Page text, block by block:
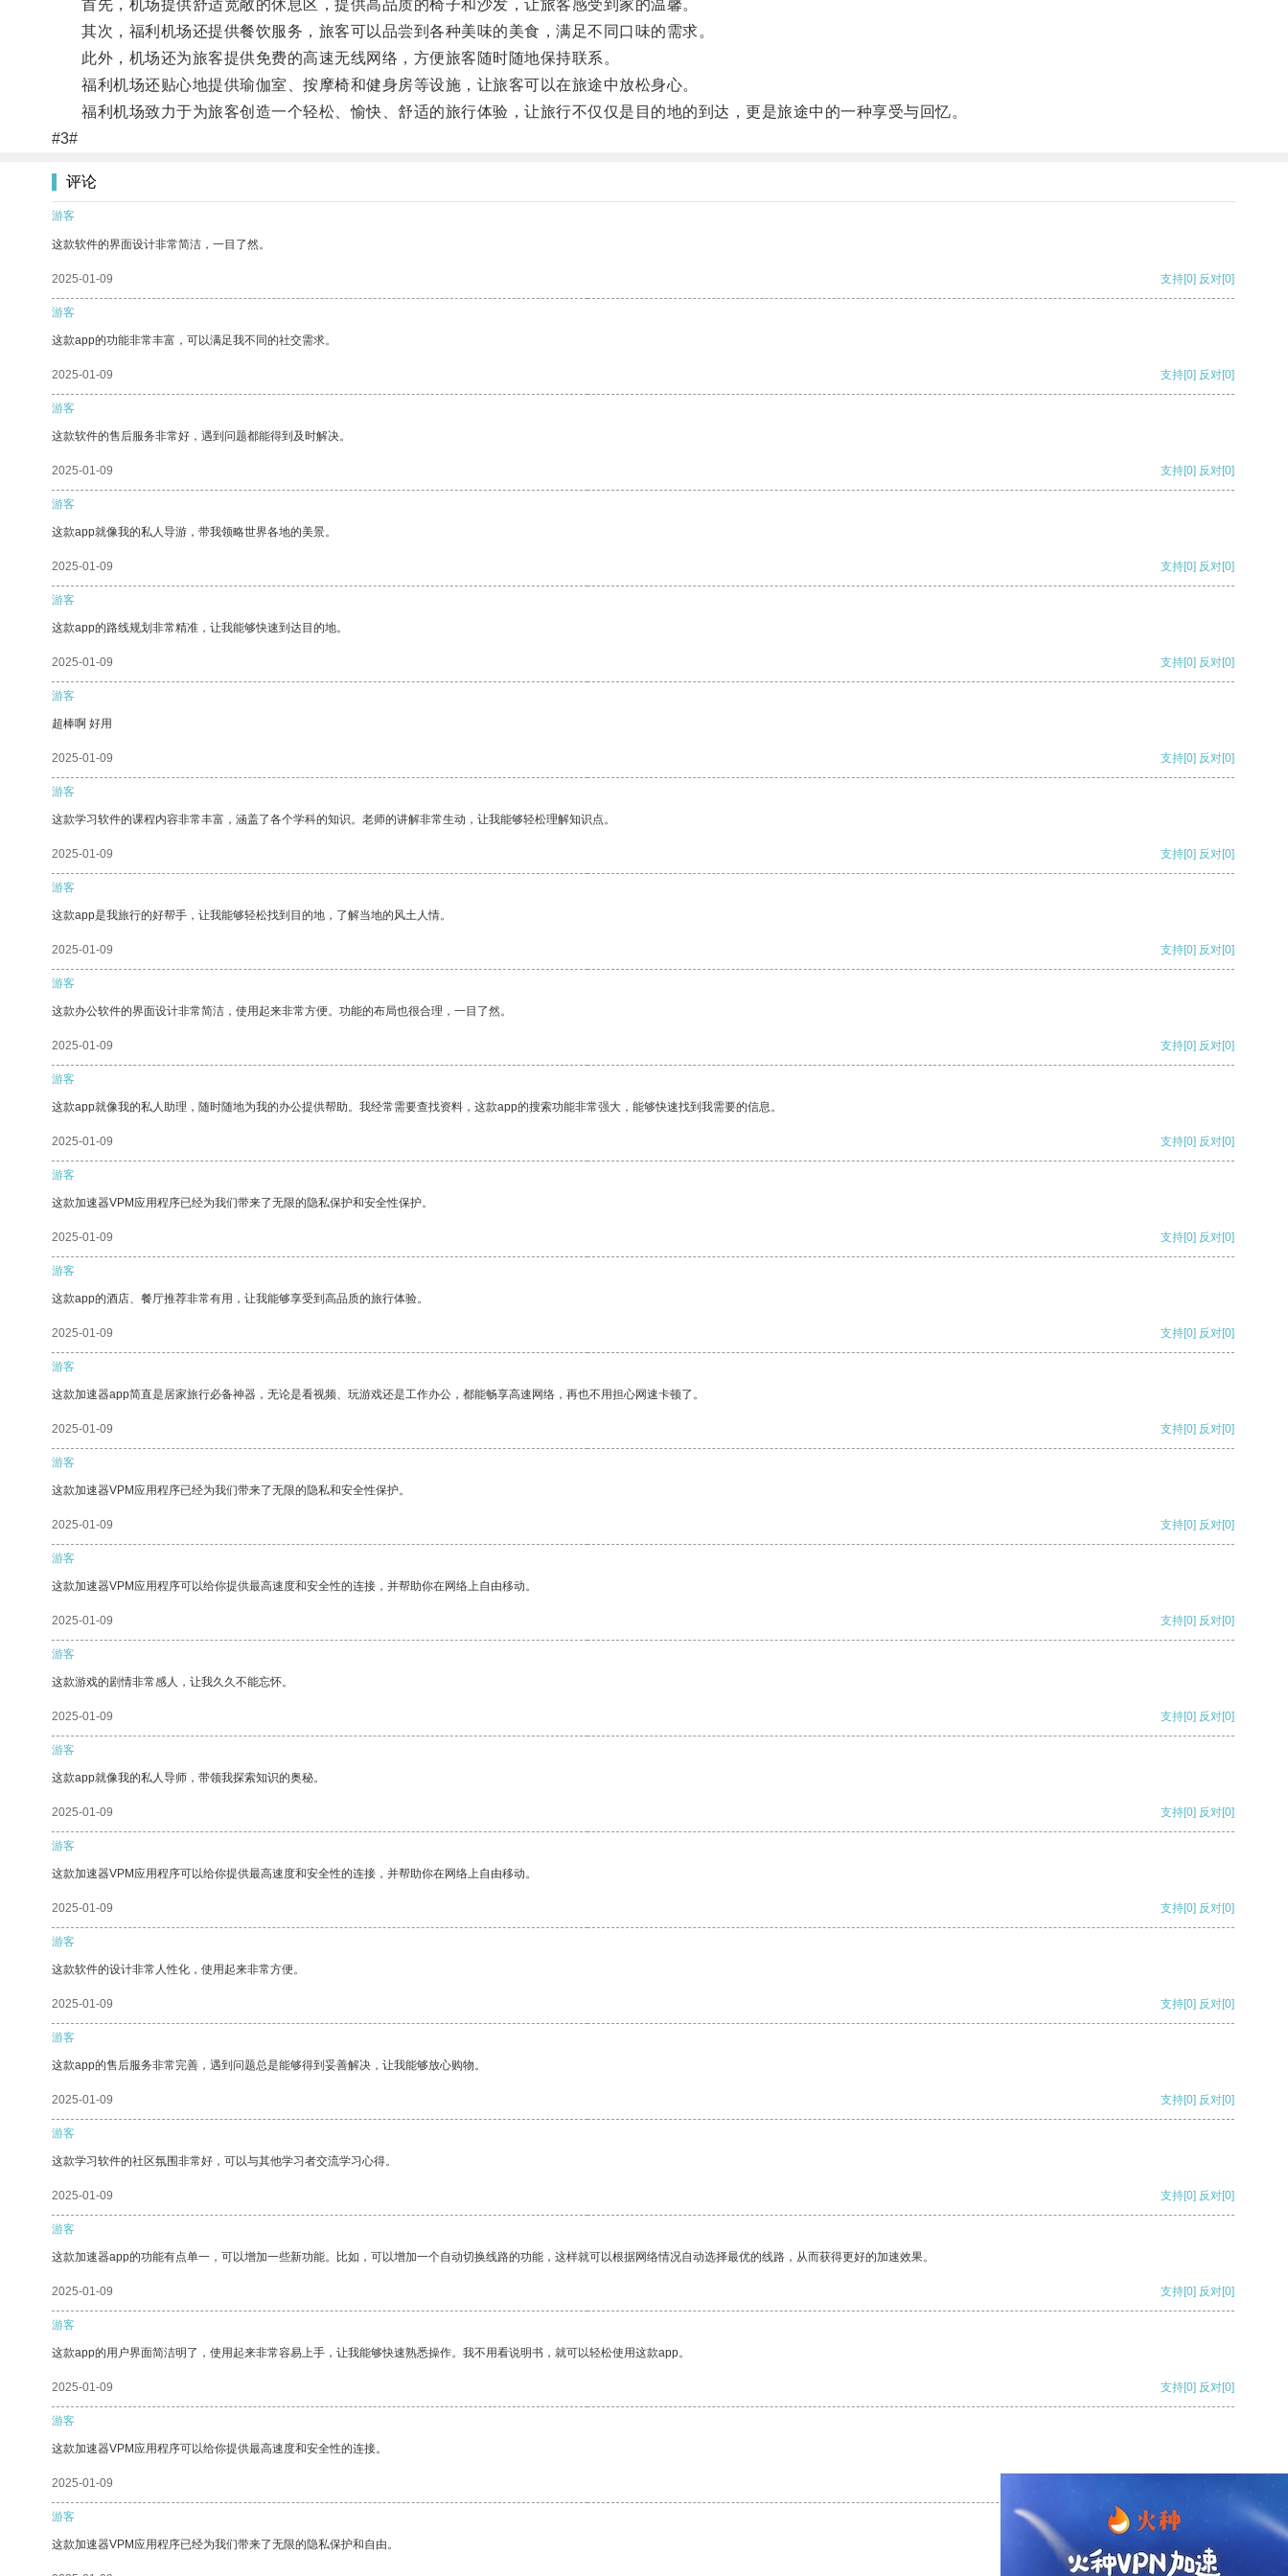
首先，机场提供舒适宽敞的休息区，提供高品质的椅子和沙发，让旅客感受到家的温馨。
其次，福利机场还提供餐饮服务，旅客可以品尝到各种美味的美食，满足不同口味的需求。
此外，机场还为旅客提供免费的高速无线网络，方便旅客随时随地保持联系。
福利机场还贴心地提供瑜伽室、按摩椅和健身房等设施，让旅客可以在旅途中放松身心。
福利机场致力于为旅客创造一个轻松、愉快、舒适的旅行体验，让旅行不仅仅是目的地的到达，更是旅途中的一种享受与回忆。
#3#
评论
游客
这款软件的界面设计非常简洁，一目了然。
2025-01-09 支持[0] 反对[0]
游客
这款app的功能非常丰富，可以满足我不同的社交需求。
2025-01-09 支持[0] 反对[0]
游客
这款软件的售后服务非常好，遇到问题都能得到及时解决。
2025-01-09 支持[0] 反对[0]
游客
这款app就像我的私人导游，带我领略世界各地的美景。
2025-01-09 支持[0] 反对[0]
游客
这款app的路线规划非常精准，让我能够快速到达目的地。
2025-01-09 支持[0] 反对[0]
游客
超棒啊 好用
2025-01-09 支持[0] 反对[0]
游客
这款学习软件的课程内容非常丰富，涵盖了各个学科的知识。老师的讲解非常生动，让我能够轻松理解知识点。
2025-01-09 支持[0] 反对[0]
游客
这款app是我旅行的好帮手，让我能够轻松找到目的地，了解当地的风土人情。
2025-01-09 支持[0] 反对[0]
游客
这款办公软件的界面设计非常简洁，使用起来非常方便。功能的布局也很合理，一目了然。
2025-01-09 支持[0] 反对[0]
游客
这款app就像我的私人助理，随时随地为我的办公提供帮助。我经常需要查找资料，这款app的搜索功能非常强大，能够快速找到我需要的信息。
2025-01-09 支持[0] 反对[0]
游客
这款加速器VPM应用程序已经为我们带来了无限的隐私保护和安全性保护。
2025-01-09 支持[0] 反对[0]
游客
这款app的酒店、餐厅推荐非常有用，让我能够享受到高品质的旅行体验。
2025-01-09 支持[0] 反对[0]
游客
这款加速器app简直是居家旅行必备神器，无论是看视频、玩游戏还是工作办公，都能畅享高速网络，再也不用担心网速卡顿了。
2025-01-09 支持[0] 反对[0]
游客
这款加速器VPM应用程序已经为我们带来了无限的隐私和安全性保护。
2025-01-09 支持[0] 反对[0]
游客
这款加速器VPM应用程序可以给你提供最高速度和安全性的连接，并帮助你在网络上自由移动。
2025-01-09 支持[0] 反对[0]
游客
这款游戏的剧情非常感人，让我久久不能忘怀。
2025-01-09 支持[0] 反对[0]
游客
这款app就像我的私人导师，带领我探索知识的奥秘。
2025-01-09 支持[0] 反对[0]
游客
这款加速器VPM应用程序可以给你提供最高速度和安全性的连接，并帮助你在网络上自由移动。
2025-01-09 支持[0] 反对[0]
游客
这款软件的设计非常人性化，使用起来非常方便。
2025-01-09 支持[0] 反对[0]
游客
这款app的售后服务非常完善，遇到问题总是能够得到妥善解决，让我能够放心购物。
2025-01-09 支持[0] 反对[0]
游客
这款学习软件的社区氛围非常好，可以与其他学习者交流学习心得。
2025-01-09 支持[0] 反对[0]
游客
这款加速器app的功能有点单一，可以增加一些新功能。比如，可以增加一个自动切换线路的功能，这样就可以根据网络情况自动选择最优的线路，从而获得更好的加速效果。
2025-01-09 支持[0] 反对[0]
游客
这款app的用户界面简洁明了，使用起来非常容易上手，让我能够快速熟悉操作。我不用看说明书，就可以轻松使用这款app。
2025-01-09 支持[0] 反对[0]
游客
这款加速器VPM应用程序可以给你提供最高速度和安全性的连接。
2025-01-09
游客
这款加速器VPM应用程序已经为我们带来了无限的隐私保护和自由。